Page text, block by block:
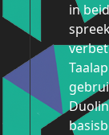
in